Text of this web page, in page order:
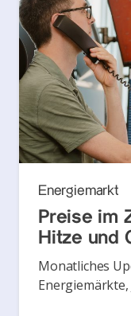
Energiemarkt
Preise im
Hitze und
Monatliches
Energiemärkte,